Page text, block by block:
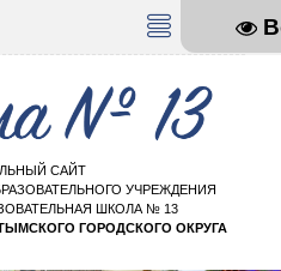
МЕНЮ
САЙТ
УЧРЕЖДЕНИЯ
ШКОЛА № 13
ГОРОДСКОГО ОКРУГА